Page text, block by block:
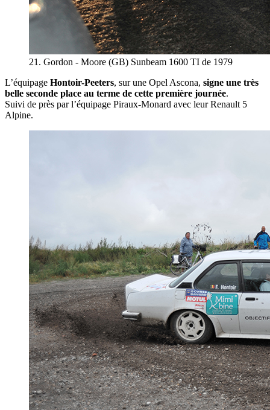
21. Gordon - Moore (GB) Sunbeam 1600 TI de 1979
L’équipage Hontoir-Peeters, sur une Opel Ascona, signe une très
belle seconde place au terme de cette première journée.
Suivi de près par l’équipage Piraux-Monard avec leur Renault 5
Alpine.